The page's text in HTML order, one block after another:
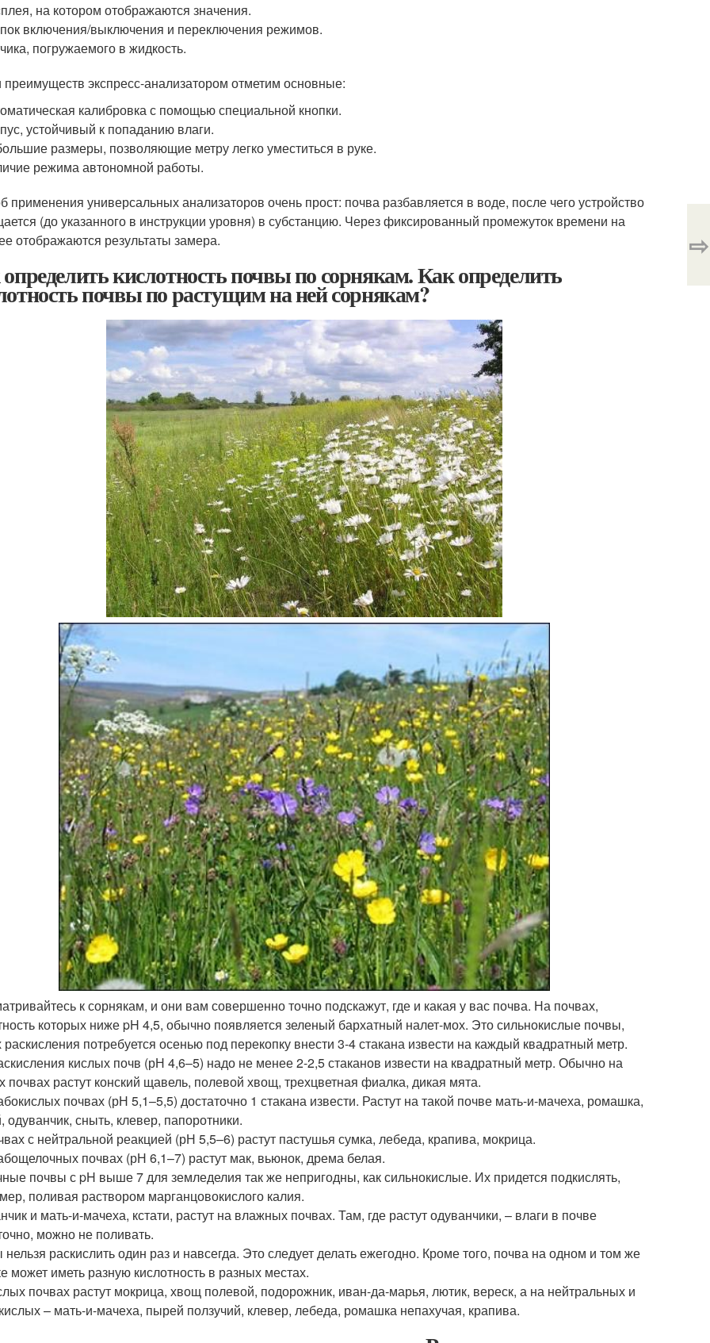
на котором отображаются значения.
включения/выключения и переключения режимов.
погружаемого в жидкость.
экспресс-анализатором отметим основные:
калибровка с помощью специальной кнопки.
устойчивый к попаданию влаги.
размеры, позволяющие метру легко уместиться в руке.
режима автономной работы.
применения универсальных анализаторов очень прост: почва разбавляется в воде, после чего устройство
(до указанного в инструкции уровня) в субстанцию. Через фиксированный промежуток времени на
отображаются результаты замера.
кислотность почвы по сорнякам. Как определить
почвы по растущим на ней сорнякам?
к сорнякам, и они вам совершенно точно подскажут, где и какая у вас почва. На почвах,
которых ниже pH 4,5, обычно появляется зеленый бархатный налет-мох. Это сильнокислые почвы,
раскисления потребуется осенью под перекопку внести 3-4 стакана извести на каждый квадратный метр.
кислых почв (рН 4,6–5) надо не менее 2-2,5 стаканов извести на квадратный метр. Обычно на
почвах растут конский щавель, полевой хвощ, трехцветная фиалка, дикая мята.
почвах (рН 5,1–5,5) достаточно 1 стакана извести. Растут на такой почве мать-и-мачеха, ромашка,
одуванчик, сныть, клевер, папоротники.
с нейтральной реакцией (рН 5,5–6) растут пастушья сумка, лебеда, крапива, мокрица.
почвах (рН 6,1–7) растут мак, вьюнок, дрема белая.
почвы с pH выше 7 для земледелия так же непригодны, как сильнокислые. Их придется подкислять,
поливая раствором марганцовокислого калия.
и мать-и-мачеха, кстати, растут на влажных почвах. Там, где растут одуванчики, – влаги в почве
можно не поливать.
раскислить один раз и навсегда. Это следует делать ежегодно. Кроме того, почва на одном и том же
может иметь разную кислотность в разных местах.
почвах растут мокрица, хвощ полевой, подорожник, иван-да-марья, лютик, вереск, а на нейтральных и
– мать-и-мачеха, пырей ползучий, клевер, лебеда, ромашка непахучая, крапива.
⇨